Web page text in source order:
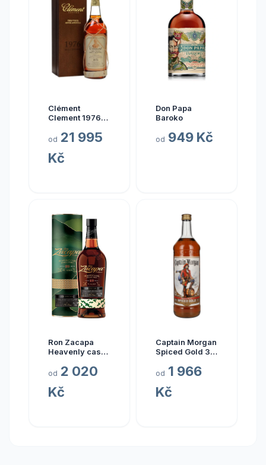
Clément
Clement 1976
od 21 995
Kč
Don Papa
Baroko
od 949 Kč
Ron Zacapa
Heavenly cask
Alma 23y 40%
od 2 020
Kč
Captain Morgan
Spiced Gold 3l
od 1 966
Kč